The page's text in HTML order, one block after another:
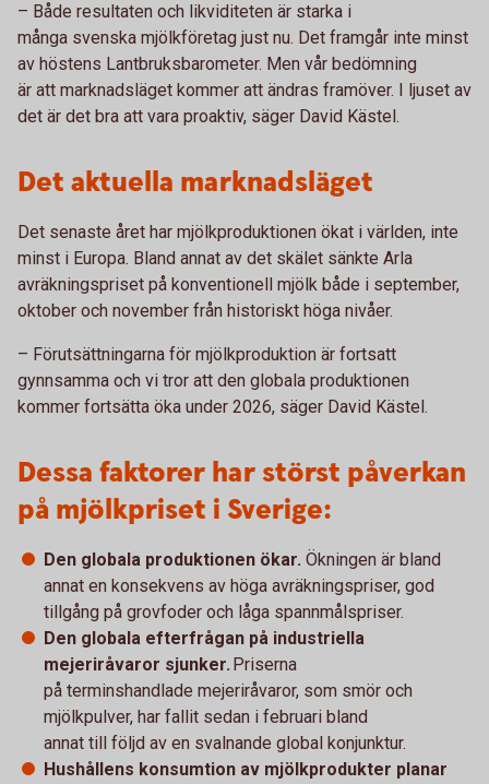
– Både resultaten och likviditeten är starka i
många svenska mjölkföretag just nu. Det framgår inte minst
av höstens Lantbruksbarometer. Men vår bedömning
är att marknadsläget kommer att ändras framöver. I ljuset av
det är det bra att vara proaktiv, säger David Kästel.
Det aktuella marknadsläget
Det senaste året har mjölkproduktionen ökat i världen, inte
minst i Europa. Bland annat av det skälet sänkte Arla
avräkningspriset på konventionell mjölk både i september,
oktober och november från historiskt höga nivåer.
– Förutsättningarna för mjölkproduktion är fortsatt
gynnsamma och vi tror att den globala produktionen
kommer fortsätta öka under 2026, säger David Kästel.
Dessa faktorer har störst påverkan
på mjölkpriset i Sverige:
Den globala produktionen ökar. Ökningen är bland
annat en konsekvens av höga avräkningspriser, god
tillgång på grovfoder och låga spannmålspriser.
Den globala efterfrågan på industriella
mejeriråvaror sjunker. Priserna
på terminshandlade mejeriråvaror, som smör och
mjölkpulver, har fallit sedan i februari bland
annat till följd av en svalnande global konjunktur.
Hushållens konsumtion av mjölkprodukter planar